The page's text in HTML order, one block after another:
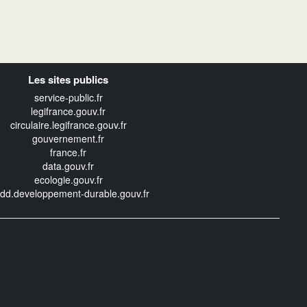
Les sites publics
service-public.fr
legifrance.gouv.fr
circulaire.legifrance.gouv.fr
gouvernement.fr
france.fr
data.gouv.fr
ecologie.gouv.fr
durable.gouv.fr